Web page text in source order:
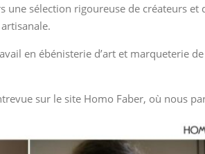
une sélection rigoureuse de créateurs
en ébénisterie d’art et marqueterie
sur le site Homo Faber, où nous